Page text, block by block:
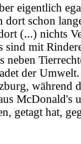
eigentlich
dort schon
(...) nichts
sind mit
neben
der
während
McDonald's
getagt hat,